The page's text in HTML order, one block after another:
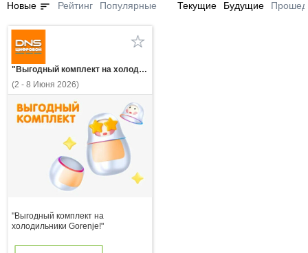
Новые sort Рейтинг Популярные Текущие Будущие
"Выгодный комплект на холодильники Gorenje!"
(2 - 8 Июня 2026)
"Выгодный комплект на
холодильники Gorenje!"